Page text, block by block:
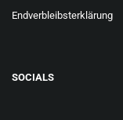
Endverbleibsterklärung
SOCIALS